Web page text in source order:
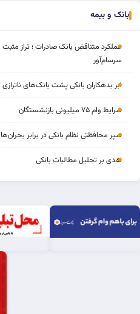
بانک و بیمه
سرسام‌آور
ابر بدهکاران بانکی پشت بانک‌های ناترازی
شرایط وام ۷۵ میلیونی بازنشستگان
سپر محافظتی نظام بانکی در برابر بحران‌ها
نقدی بر تحلیل مطالبات بانکی